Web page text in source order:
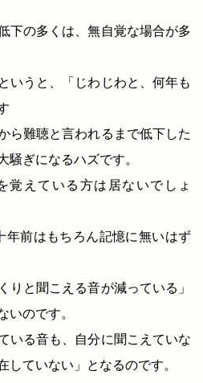
下の多くは、無自覚な場合が多
いうと、「じわじわと、何年も
ら難聴と言われるまで低下した
騒ぎになるハズです。
覚えている方は居ないでしょ
年前はもちろん記憶に無いはず
りと聞こえる音が減っている」
いのです。
いる音も、自分に聞こえていな
していない」となるのです。